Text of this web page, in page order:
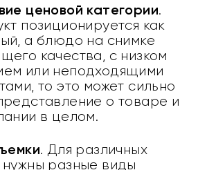
ценовой категории.
позиционируется как
а блюдо на снимке
качества, с низком
или неподходящими
то это может сильно
о товаре и
в целом.
. Для различных
разные виды